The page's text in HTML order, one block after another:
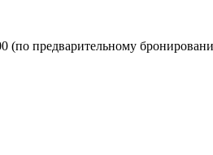
(по предварительному